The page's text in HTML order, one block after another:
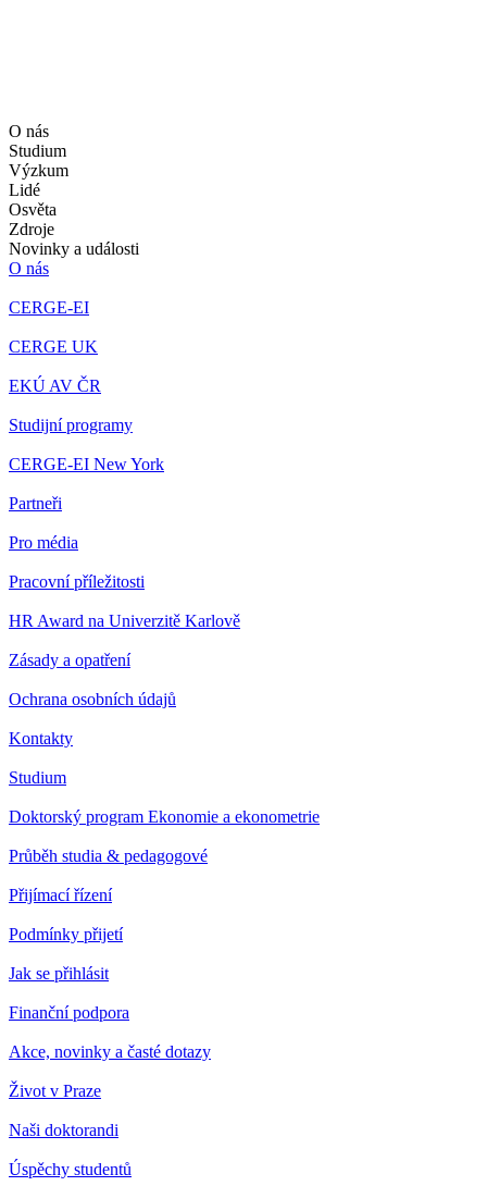
O nás
Studium
Výzkum
Lidé
Osvěta
Zdroje
Novinky a události
O nás
CERGE-EI
CERGE UK
EKÚ AV ČR
Studijní programy
CERGE-EI New York
Partneři
Pro média
Pracovní příležitosti
HR Award na Univerzitě Karlově
Zásady a opatření
Ochrana osobních údajů
Kontakty
Studium
Doktorský program Ekonomie a ekonometrie
Průběh studia & pedagogové
Přijímací řízení
Podmínky přijetí
Jak se přihlásit
Finanční podpora
Akce, novinky a časté dotazy
Život v Praze
Naši doktorandi
Úspěchy studentů